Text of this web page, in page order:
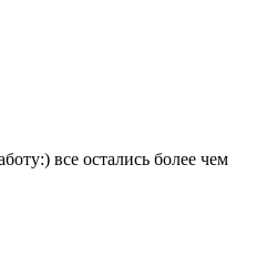
все остались более чем